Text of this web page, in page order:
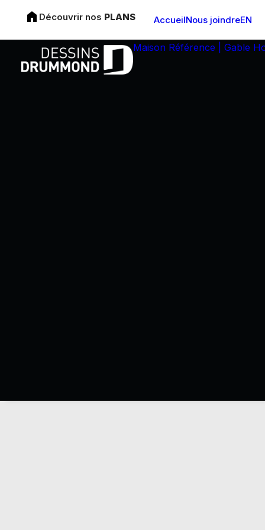
Découvrir nos PLANS AccueilNous joindreEN
Maison Référence | Gable